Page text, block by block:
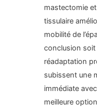
mastectomie
tissulaire
mobilité de
conclusion
réadaptation
subissent une
immédiate
meilleure